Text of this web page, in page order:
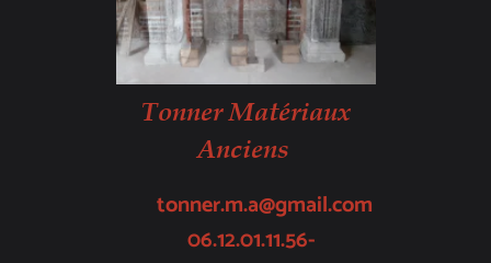
Tonner Matériaux
Anciens
tonner.m.a@gmail.com
06.12.01.11.56-